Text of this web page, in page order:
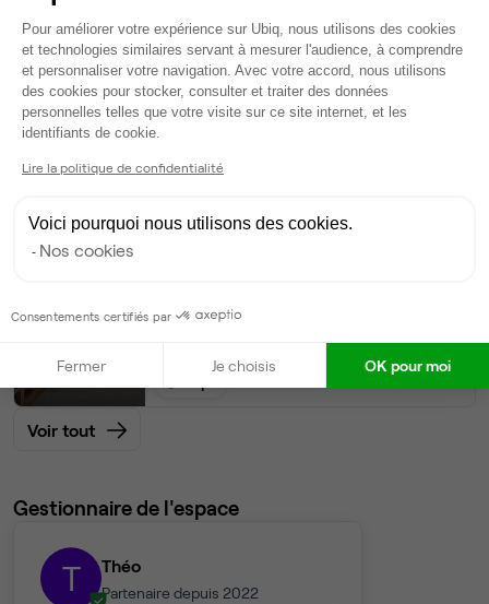
272 931 €
Dispo
Bureau privé• 10ème et plus
100postes • 500 m²
Dispo
30
postes • 100 m²
Voir tout
Gestionnaire de l'espace
T Théo
Partenaire depuis 2022
Plateforme de Gestion du
Pour améliorer votre expérience sur Ubiq, nous utilisons des cookies
et technologies similaires servant à mesurer l'audience, à comprendre
et personnaliser votre navigation. Avec votre accord, nous utilisons
des cookies pour stocker, consulter et traiter des données
personnelles telles que votre visite sur ce site internet, et les
identifiants de cookie.
Lire la politique de confidentialité
Voici pourquoi nous utilisons des cookies.
Nos cookies
Consentements certifiés par
Fermer Je choisis OK pour moi